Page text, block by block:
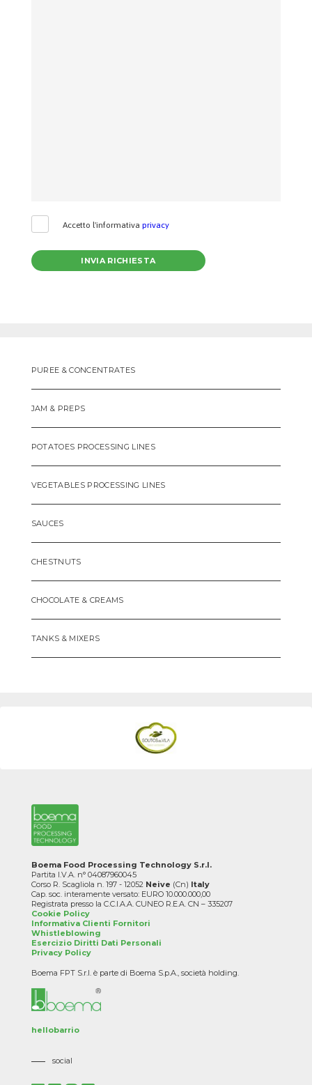
Accetto l'informativa privacy
PUREE & CONCENTRATES
JAM & PREPS
POTATOES PROCESSING LINES
VEGETABLES PROCESSING LINES
SAUCES
CHESTNUTS
CHOCOLATE & CREAMS
TANKS & MIXERS
Boema Food Processing Technology S.r.l.
Partita I.V.A. n° 04087960045
Corso R. Scagliola n. 197 - 12052 Neive (Cn) Italy
Cap. soc. interamente versato: EURO 10.000.000,00
Registrata presso la C.C.I.A.A. CUNEO R.E.A. CN – 335207
Cookie Policy
Informativa Clienti Fornitori
Whistleblowing
Esercizio Diritti Dati Personali
Privacy Policy
Boema FPT S.r.l. è parte di Boema S.p.A., società holding.
hellobarrio
social